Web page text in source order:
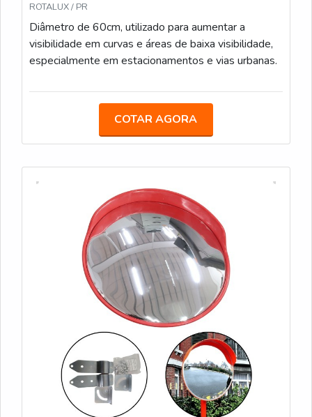
ROTALUX / PR
Diâmetro de 60cm, utilizado para aumentar a
visibilidade em curvas e áreas de baixa visibilidade,
especialmente em estacionamentos e vias urbanas.
COTAR AGORA